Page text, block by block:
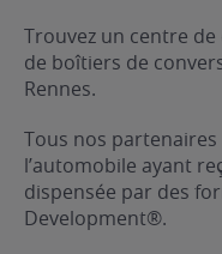
du carburant avec
garagiste
Trouvez un centre
de boîtiers de
Rennes.
Tous nos
l’automobile ayant
dispensée par des
Development®.